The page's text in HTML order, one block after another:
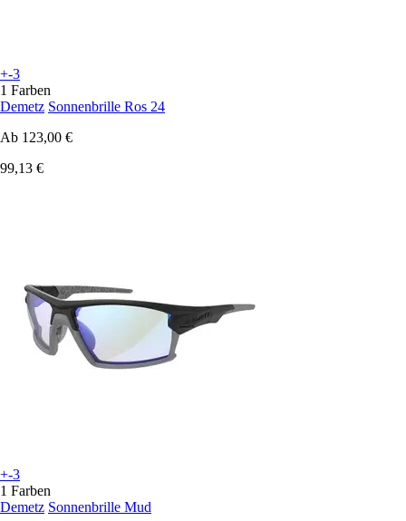
+-3
1 Farben
Demetz Sonnenbrille Ros 24
Ab 123,00 €
99,13 €
+-3
1 Farben
Demetz Sonnenbrille Mud